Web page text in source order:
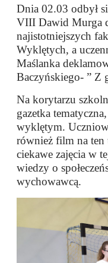
Dnia 02.03 odbył
VIII Dawid Murga
najistotniejszych
Wyklętych, a
Maślanka
Baczyńskiego- ” Z
Na korytarzu
gazetka
wyklętym.
również film na ten
ciekawe zajęcia w
wiedzy o
wychowawcą.